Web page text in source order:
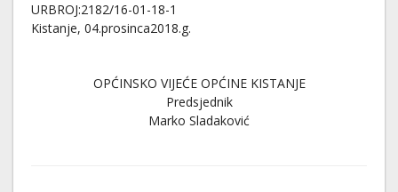
URBROJ:2182/16-01-18-1
Kistanje, 04.prosinca2018.g.
OPĆINSKO VIJEĆE OPĆINE KISTANJE
Predsjednik
Marko Sladaković